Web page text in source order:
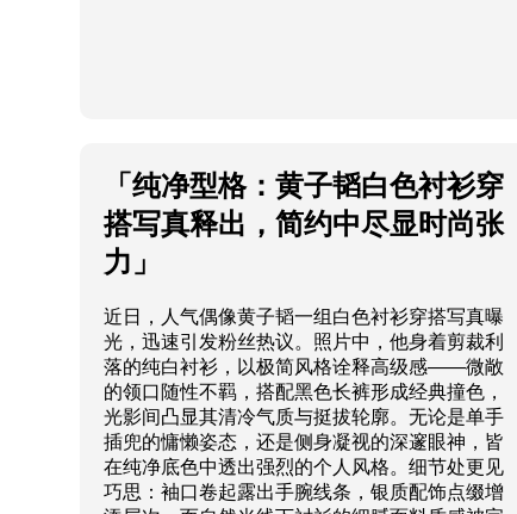
「纯净型格：黄子韬白色衬衫穿
搭写真释出，简约中尽显时尚张
力」
近日，人气偶像黄子韬一组白色衬衫穿搭写真曝
光，迅速引发粉丝热议。照片中，他身着剪裁利
落的纯白衬衫，以极简风格诠释高级感——微敞
的领口随性不羁，搭配黑色长裤形成经典撞色，
光影间凸显其清冷气质与挺拔轮廓。无论是单手
插兜的慵懒姿态，还是侧身凝视的深邃眼神，皆
在纯净底色中透出强烈的个人风格。细节处更见
巧思：袖口卷起露出手腕线条，银质配饰点缀增